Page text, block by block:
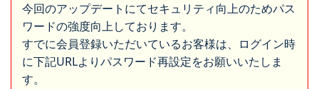
今回のアップデートにてセキュリティ向上のためパス
ワードの強度向上しております。
すでに会員登録いただいているお客様は、ログイン時
に下記URLよりパスワード再設定をお願いいたしま
す。